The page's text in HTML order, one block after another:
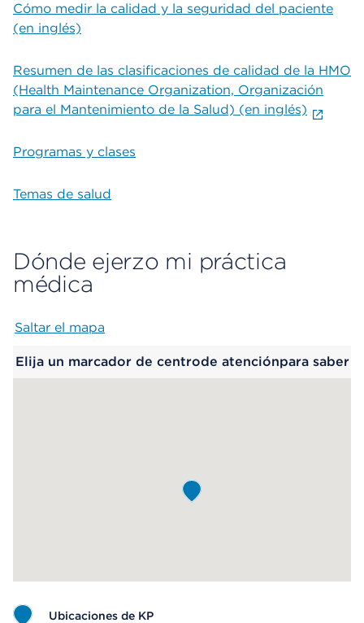
Cómo medir la calidad y la seguridad del paciente
(en inglés)
Resumen de las clasificaciones de calidad de la HMO
(Health Maintenance Organization, Organización
para el Mantenimiento de la Salud) (en inglés)
Programas y clases
Temas de salud
Dónde ejerzo mi práctica
médica
Saltar el mapa
Elija un marcador de centrode atenciónpara saber
Ubicaciones de KP